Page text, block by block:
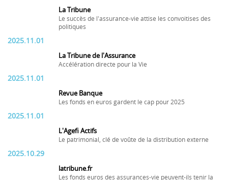
La Tribune
Le succès de l'assurance-vie attise les convoitises des
politiques
2025.11.01
La Tribune de l'Assurance
Accélération directe pour la Vie
2025.11.01
Revue Banque
Les fonds en euros gardent le cap pour 2025
2025.11.01
L'Agefi Actifs
Le patrimonial, clé de voûte de la distribution externe
2025.10.29
latribune.fr
Les fonds euros des assurances-vie peuvent-ils tenir la